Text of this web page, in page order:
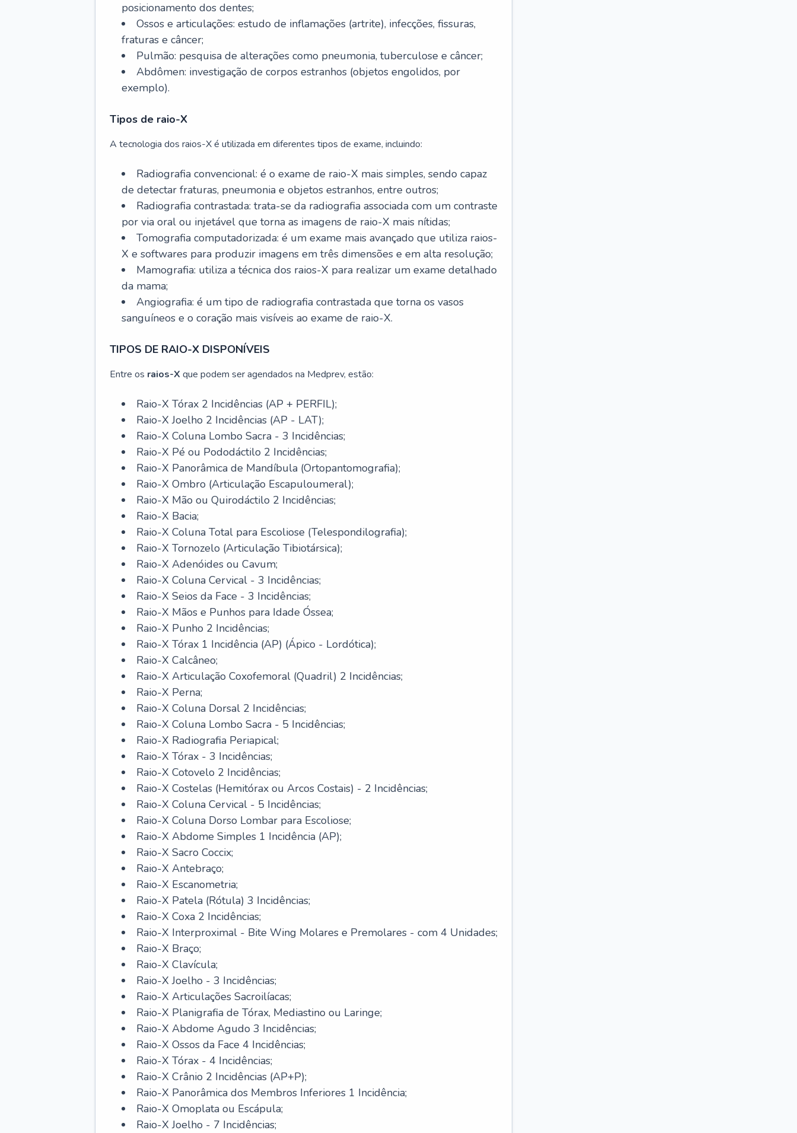
posicionamento dos dentes;
Ossos e articulações: estudo de inflamações (artrite), infecções, fissuras,
fraturas e câncer;
Pulmão: pesquisa de alterações como pneumonia, tuberculose e câncer;
Abdômen: investigação de corpos estranhos (objetos engolidos, por
exemplo).
Tipos de raio-X
A tecnologia dos raios-X é utilizada em diferentes tipos de exame, incluindo:
Radiografia convencional: é o exame de raio-X mais simples, sendo capaz
de detectar fraturas, pneumonia e objetos estranhos, entre outros;
Radiografia contrastada: trata-se da radiografia associada com um contraste
por via oral ou injetável que torna as imagens de raio-X mais nítidas;
Tomografia computadorizada: é um exame mais avançado que utiliza raios-
X e softwares para produzir imagens em três dimensões e em alta resolução;
Mamografia: utiliza a técnica dos raios-X para realizar um exame detalhado
da mama;
Angiografia: é um tipo de radiografia contrastada que torna os vasos
sanguíneos e o coração mais visíveis ao exame de raio-X.
TIPOS DE RAIO-X DISPONÍVEIS
Entre os raios-X que podem ser agendados na Medprev, estão:
Raio-X Tórax 2 Incidências (AP + PERFIL);
Raio-X Joelho 2 Incidências (AP - LAT);
Raio-X Coluna Lombo Sacra - 3 Incidências;
Raio-X Pé ou Pododáctilo 2 Incidências;
Raio-X Panorâmica de Mandíbula (Ortopantomografia);
Raio-X Ombro (Articulação Escapuloumeral);
Raio-X Mão ou Quirodáctilo 2 Incidências;
Raio-X Bacia;
Raio-X Coluna Total para Escoliose (Telespondilografia);
Raio-X Tornozelo (Articulação Tibiotársica);
Raio-X Adenóides ou Cavum;
Raio-X Coluna Cervical - 3 Incidências;
Raio-X Seios da Face - 3 Incidências;
Raio-X Mãos e Punhos para Idade Óssea;
Raio-X Punho 2 Incidências;
Raio-X Tórax 1 Incidência (AP) (Ápico - Lordótica);
Raio-X Calcâneo;
Raio-X Articulação Coxofemoral (Quadril) 2 Incidências;
Raio-X Perna;
Raio-X Coluna Dorsal 2 Incidências;
Raio-X Coluna Lombo Sacra - 5 Incidências;
Raio-X Radiografia Periapical;
Raio-X Tórax - 3 Incidências;
Raio-X Cotovelo 2 Incidências;
Raio-X Costelas (Hemitórax ou Arcos Costais) - 2 Incidências;
Raio-X Coluna Cervical - 5 Incidências;
Raio-X Coluna Dorso Lombar para Escoliose;
Raio-X Abdome Simples 1 Incidência (AP);
Raio-X Sacro Coccix;
Raio-X Antebraço;
Raio-X Escanometria;
Raio-X Patela (Rótula) 3 Incidências;
Raio-X Coxa 2 Incidências;
Raio-X Interproximal - Bite Wing Molares e Premolares - com 4 Unidades;
Raio-X Braço;
Raio-X Clavícula;
Raio-X Joelho - 3 Incidências;
Raio-X Articulações Sacroilíacas;
Raio-X Planigrafia de Tórax, Mediastino ou Laringe;
Raio-X Abdome Agudo 3 Incidências;
Raio-X Ossos da Face 4 Incidências;
Raio-X Tórax - 4 Incidências;
Raio-X Crânio 2 Incidências (AP+P);
Raio-X Panorâmica dos Membros Inferiores 1 Incidência;
Raio-X Omoplata ou Escápula;
Raio-X Joelho - 7 Incidências;